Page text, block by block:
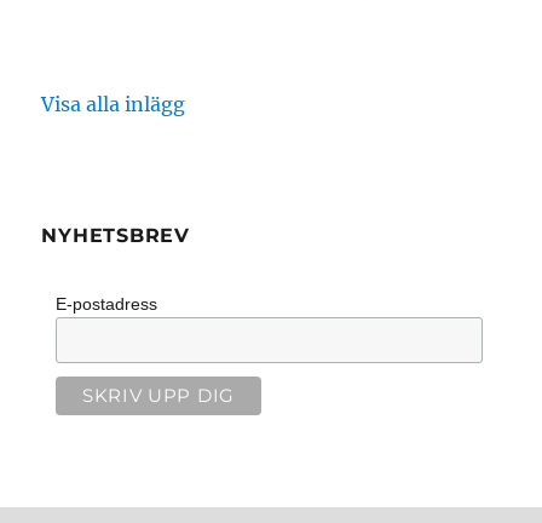
Visa alla inlägg
NYHETSBREV
E-postadress